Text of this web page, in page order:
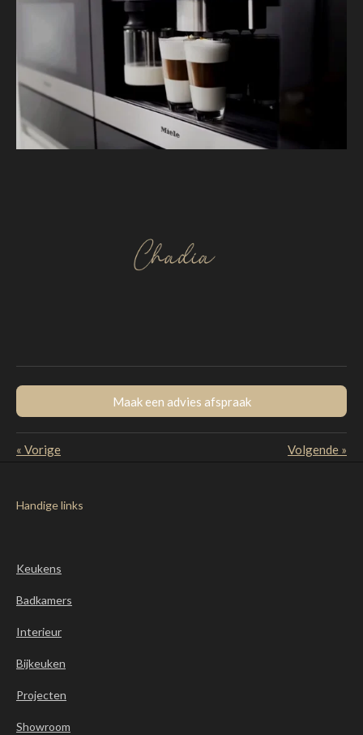
Maak een advies afspraak
« Vorige Volgende »
Handige links
Keukens
Badkamers
Interieur
Bijkeuken
Projecten
Showroom